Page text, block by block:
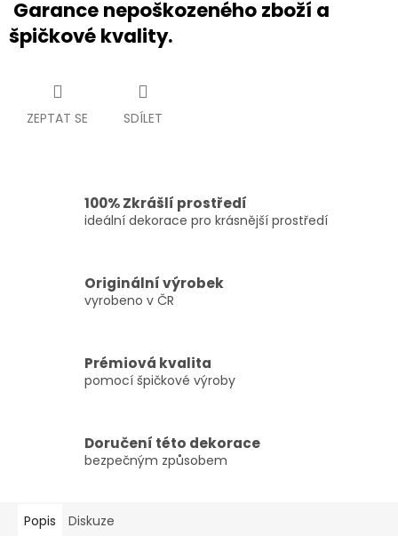
Garance nepoškozeného zboží a
špičkové kvality.
ZEPTAT SE SDÍLET
100% Zkrášlí prostředí
ideální dekorace pro krásnější prostředí
Originální výrobek
vyrobeno v ČR
Prémiová kvalita
pomocí špičkové výroby
Doručení této dekorace
bezpečným způsobem
Popis Diskuze